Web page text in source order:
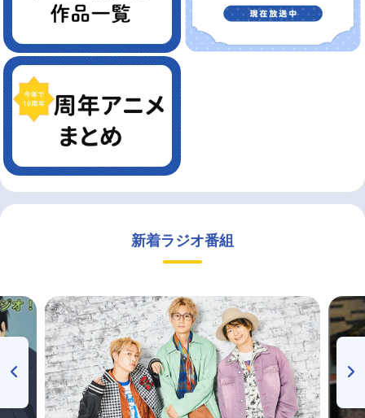
新着ラジオ番組